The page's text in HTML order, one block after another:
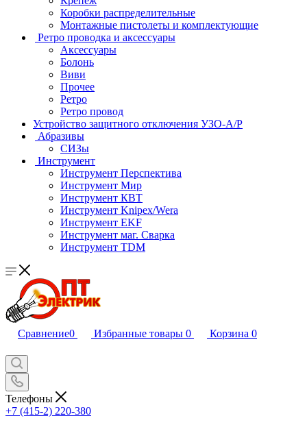
Коробки распределительные
Монтажные пистолеты и комплектующие
Ретро проводка и аксессуары
Аксессуары
Болонь
Виви
Прочее
Ретро
Ретро провод
Устройство защитного отключения УЗО-А/Р
Абразивы
СИЗы
Инструмент
Инструмент Перспектива
Инструмент Мир
Инструмент КВТ
Инструмент Knipex/Wera
Инструмент EKF
Инструмент маг. Сварка
Инструмент TDM
Сравнение0 Избранные товары 0 Корзина 0
Телефоны
+7 (415-2) 220-380